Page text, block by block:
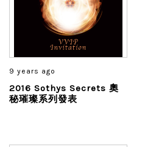
9 years ago
2016 Sothys Secrets 奧
秘璀璨系列發表